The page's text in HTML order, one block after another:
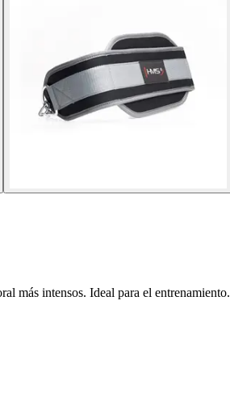
más intensos. Ideal para el entrenamiento.